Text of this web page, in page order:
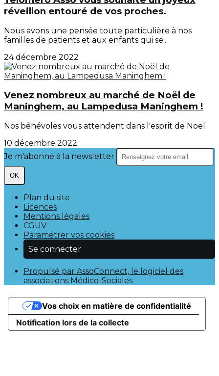
réveillon entouré de vos proches.
Nous avons une pensée toute particulière à nos
familles de patients et aux enfants qui se...
24 décembre 2022
Venez nombreux au marché de Noël de
Maninghem, au Lampedusa Maninghem !
Nos bénévoles vous attendent dans l'esprit de Noël.
10 décembre 2022
Je m'abonne à la newsletter
OK
Plan du site
Licences
Mentions légales
CGUV
Paramétrer vos cookies
Se connecter
Propulsé par AssoConnect, le logiciel des
associations Médico-Sociales
Notification lors de la collecte
Vos choix en matière de confidentialité